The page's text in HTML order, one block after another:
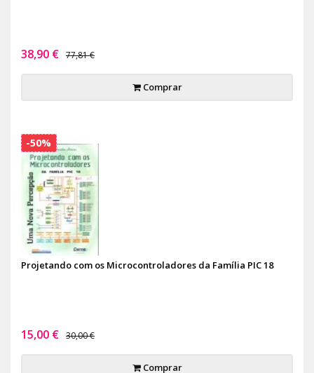
38,90 € 77,81 €
Comprar
Projetando com os Microcontroladores da Família PIC 18
15,00 € 30,00 €
Comprar
-50%